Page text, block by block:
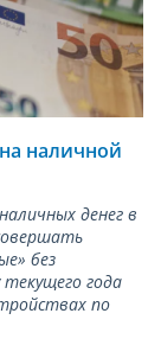
наличной
денег в
без
года
по